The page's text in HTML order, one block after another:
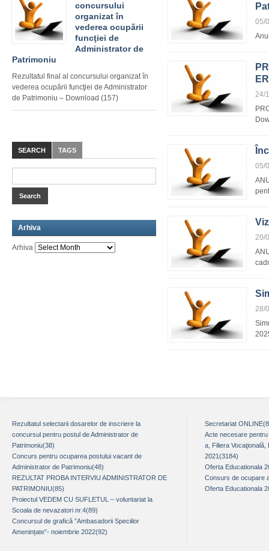
05/
24/
05/
20/
28/
concursului
organizat în
vederea ocupării
funcţiei de
Administrator de
Patrimoniu
Rezultatul final al concursului organizat în
vederea ocupării funcţiei de Administrator
de Patrimoniu – Download (157)
SEARCH TAGS
Arhiva
Arhiva
Rezultatul selectarii dosarelor de inscriere la
concursul pentru postul de Administrator de
Patrimoniu(38)
Concurs pentru ocuparea postului vacant de
Administrator de Patrimoniu(48)
REZULTAT PROBA INTERVIU ADMINISTRATOR DE
PATRIMONIU(85)
Proiectul VEDEM CU SUFLETUL – voluntariat la
Scoala de nevazatori nr.4(89)
Concursul de grafică ”Ambasadorii Speciilor
Amenințate”- noiembrie 2022(92)
Secretariat
Acte necesare
a, Filiera
2021(3184)
Oferta Educationala
Consurs de ocupare
Oferta Educationala